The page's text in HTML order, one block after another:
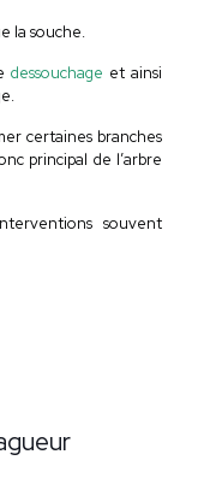
la souche.
dessouchage et ainsi
certaines branches
principal de l’arbre
souvent